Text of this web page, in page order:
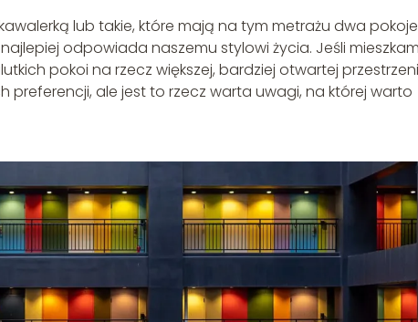
lub takie, które mają na tym metrażu dwa
odpowiada naszemu stylowi życia. Jeśli
pokoi na rzecz większej, bardziej otwartej
preferencji, ale jest to rzecz warta uwagi, na której warto